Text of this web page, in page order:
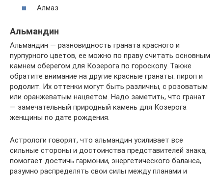
Алмаз
Альмандин
Альмандин — разновидность граната красного и
пурпурного цветов, ее можно по праву считать основным
камнем оберегом для Козерога по гороскопу. Также
обратите внимание на другие красные гранаты: пироп и
родолит. Их оттенки могут быть различны, с розоватым
или оранжеватым нацветом. Надо заметить, что гранат
— замечательный природный камень для Козерога
женщины по дате рождения.
Астрологи говорят, что альмандин усиливает все
сильные стороны и достоинства представителей знака,
помогает достичь гармонии, энергетического баланса,
разумно распределять свои силы между планами и